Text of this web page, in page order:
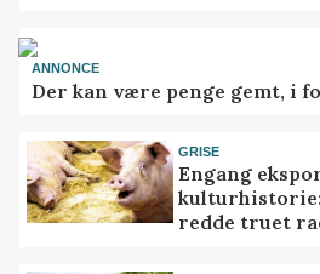
ANNONCE
Der kan være penge gemt, i
GRISE
Engang
kulturhistorie:
redde truet